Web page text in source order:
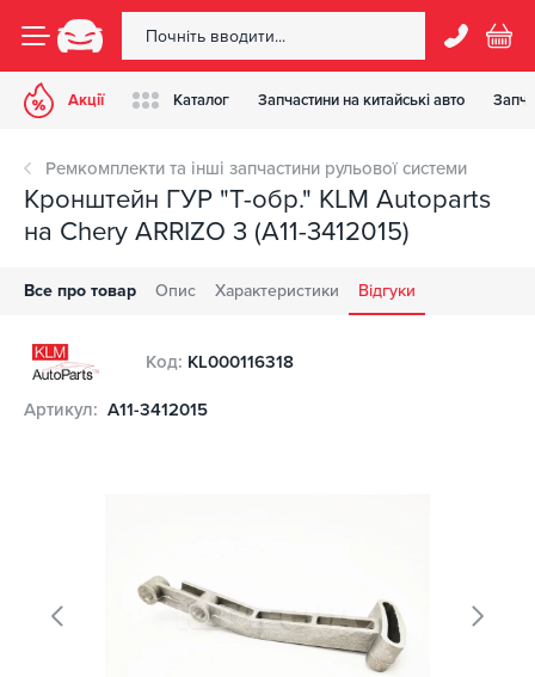
Акції Каталог Запчастини на китайські авто
Ремкомплекти та інші запчастини рульової системи
Кронштейн ГУР "T-обр." KLM Autoparts
на Chery ARRIZO 3 (A11-3412015)
Все про товар Опис Характеристики Відгуки
Код: KL000116318
Артикул: A11-3412015